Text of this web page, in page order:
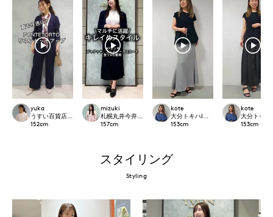
yuka
うすい百貨店SUPERIOR CLOSET
152cm
mizuki
札幌丸井今井SUPERIOR CLOSET
157cm
kote
大分トキハINED
153cm
kote
大分トキハ
153cm
スタイリング
Styling